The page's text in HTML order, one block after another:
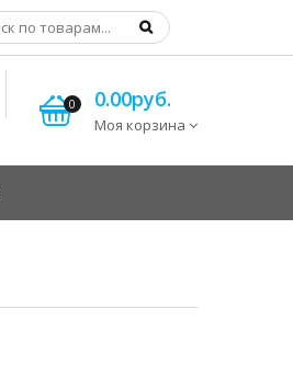
0 0.00руб.
Моя корзина